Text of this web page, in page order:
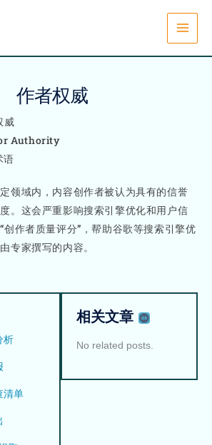
作者权威
威
Authority
语
领域内，内容创作者被认为具有的信誉
。这会严重影响搜索引擎优化和用户信
创作者质量评分”，帮助谷歌等搜索引擎优
专家撰写的内容。
析
清单
相关文章
No related posts.